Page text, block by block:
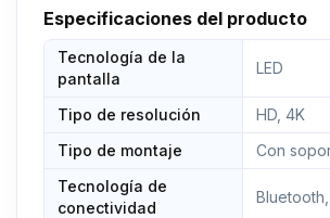
Especificaciones del producto
Tecnología de la
pantalla
LED
Tipo de resolución
HD, 4K
Tipo de montaje
Con
Tecnología de
conectividad